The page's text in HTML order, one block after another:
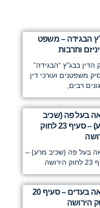
הבגידה – משפט
ותרבות
הדין בבג”ץ “הבגידה”
משפטנים ועורכי דין
רבים,
בעל פה (שכיב
מרע) – סעיף 23 לחוק
בעל פה (שכיב מרע) –
צוואה בעדים – סעיף 20
הירושה